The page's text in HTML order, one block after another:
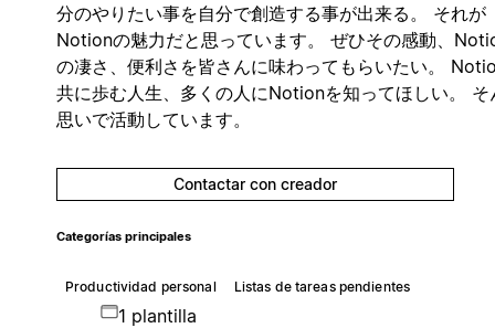
分のやりたい事を自分で創造する事が出来る。 それが
Notionの魅力だと思っています。 ぜひその感動、
の凄さ、便利さを皆さんに味わってもらいたい。
共に歩む人生、多くの人にNotionを知ってほしい。 そ
思いで活動しています。
Contactar con creador
Categorías principales
Productividad personal Listas de tareas pendientes
1 plantilla